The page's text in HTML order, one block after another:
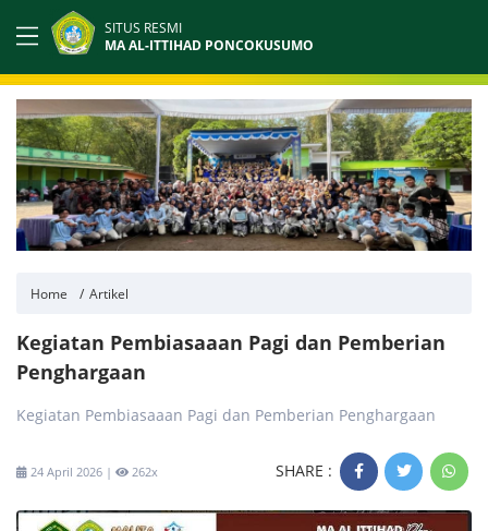
SITUS RESMI
MA AL-ITTIHAD PONCOKUSUMO
Home Artikel
Kegiatan Pembiasaaan Pagi dan Pemberian
Penghargaan
Kegiatan Pembiasaaan Pagi dan Pemberian Penghargaan
24 April 2026 | 262x SHARE :